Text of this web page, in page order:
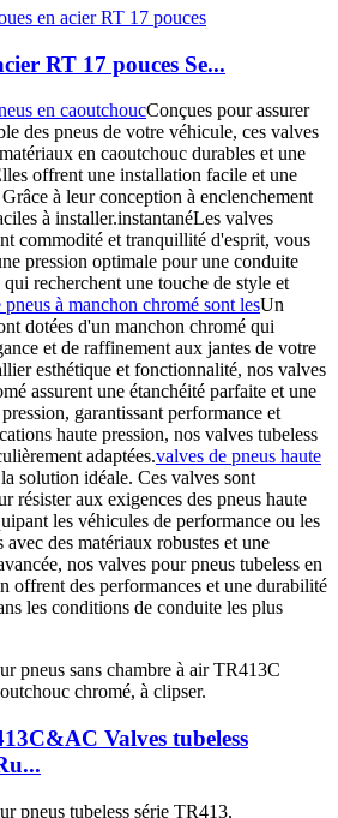
RT 17 pouces Se...
en caoutchoucConçues pour assurer
des pneus de votre véhicule, ces valves
en caoutchouc durables et une
offrent une installation facile et une
à leur conception à enclenchement
à installer.instantanéLes valves
commodité et tranquillité d'esprit, vous
pression optimale pour une conduite
recherchent une touche de style et
à manchon chromé sont lesUn
dotées d'un manchon chromé qui
et de raffinement aux jantes de votre
esthétique et fonctionnalité, nos valves
assurent une étanchéité parfaite et une
garantissant performance et
haute pression, nos valves tubeless
adaptées.valves de pneus haute
solution idéale. Ces valves sont
résister aux exigences des pneus haute
les véhicules de performance ou les
des matériaux robustes et une
nos valves pour pneus tubeless en
offrent des performances et une durabilité
les conditions de conduite les plus
Valves tubeless